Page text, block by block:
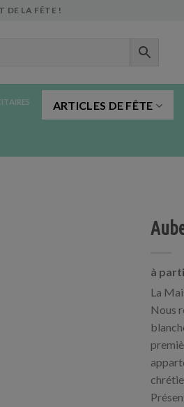
DE LA FÊTE !
ARTICLES DE FÊTE
à
La
Nous